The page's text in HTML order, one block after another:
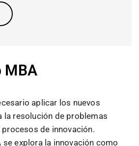
MBA
aplicar los nuevos
la resolución de problemas
de innovación.
se explora la innovación como